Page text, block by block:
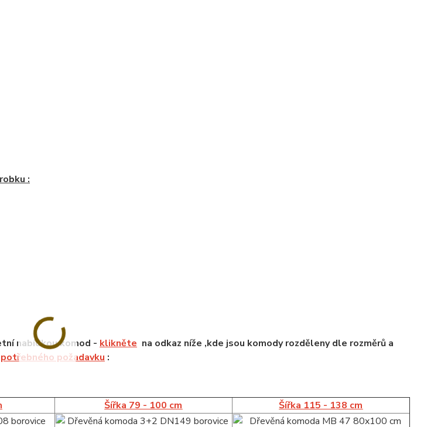
:
nabídkou komod - klikněte na odkaz níže ,kde jsou komody rozděleny dle rozměrů a
požadavku :
Šířka 79 - 100 cm Šířka 115 - 138 cm